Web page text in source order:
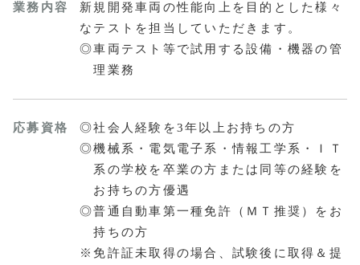
業務内容
新規開発車両の性能向上を目的とした様々
なテストを担当していただきます。
◎車両テスト等で試用する設備・機器の管
理業務
応募資格
◎社会人経験を3年以上お持ちの方
◎機械系・電気電子系・情報工学系・ＩＴ
系の学校を卒業の方または同等の経験を
お持ちの方優遇
◎普通自動車第一種免許（ＭＴ推奨）をお
持ちの方
※免許証未取得の場合、試験後に取得＆提